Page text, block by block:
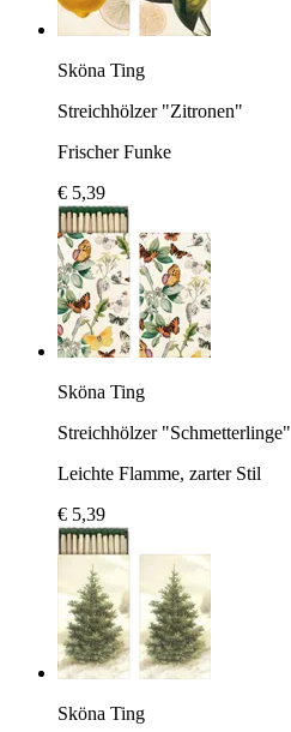
Sköna Ting
Streichhölzer "Zitronen"
Frischer Funke
€ 5,39
Sköna Ting
Streichhölzer "Schmetterlinge"
Leichte Flamme, zarter Stil
€ 5,39
Sköna Ting